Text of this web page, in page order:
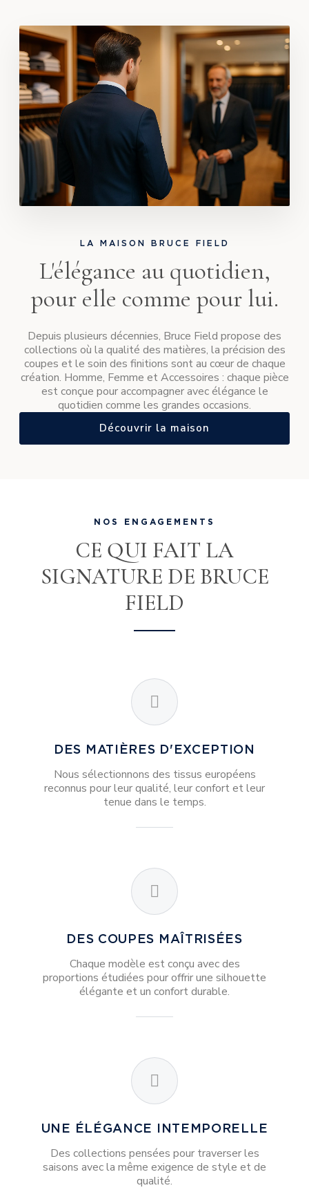
LA MAISON BRUCE FIELD
L'élégance au quotidien,
pour elle comme pour lui.
Depuis plusieurs décennies, Bruce Field propose des
collections où la qualité des matières, la précision des
coupes et le soin des finitions sont au cœur de chaque
création. Homme, Femme et Accessoires : chaque pièce
est conçue pour accompagner avec élégance le
quotidien comme les grandes occasions.
Découvrir la maison
NOS ENGAGEMENTS
CE QUI FAIT LA
SIGNATURE DE BRUCE
FIELD
DES MATIÈRES D'EXCEPTION
Nous sélectionnons des tissus européens
reconnus pour leur qualité, leur confort et leur
tenue dans le temps.
DES COUPES MAÎTRISÉES
Chaque modèle est conçu avec des
proportions étudiées pour offrir une silhouette
élégante et un confort durable.
UNE ÉLÉGANCE INTEMPORELLE
Des collections pensées pour traverser les
saisons avec la même exigence de style et de
qualité.